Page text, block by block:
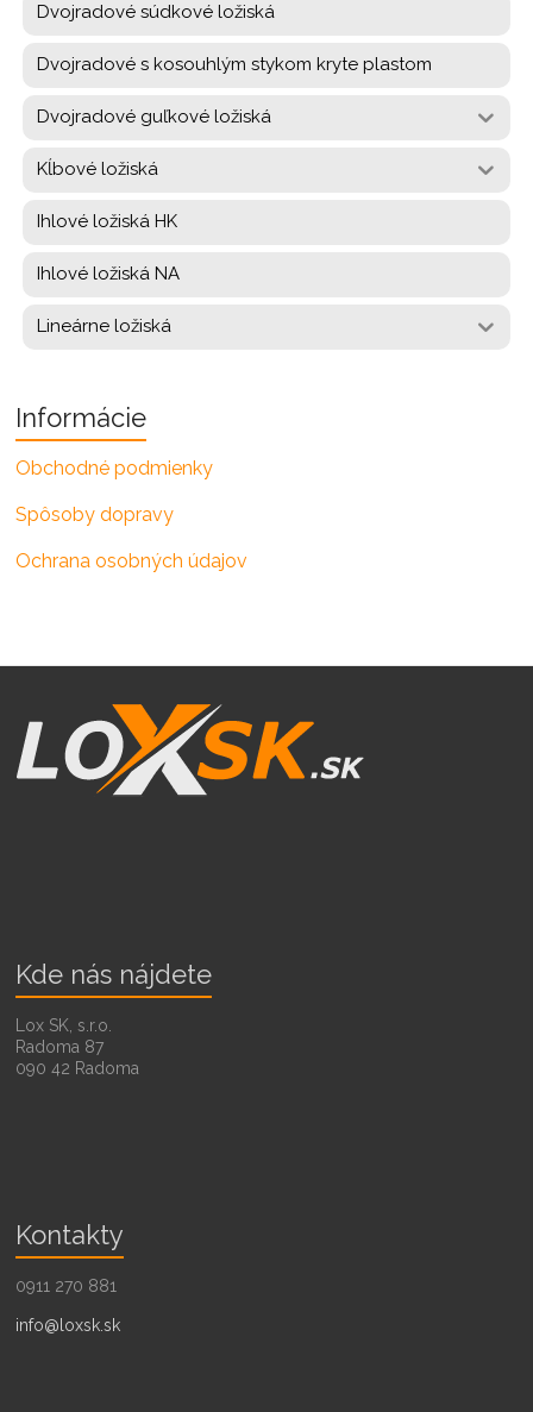
Dvojradové súdkové ložiská
Dvojradové s kosouhlým stykom kryte plastom
Dvojradové guľkové ložiská
Kĺbové ložiská
Ihlové ložiská HK
Ihlové ložiská NA
Lineárne ložiská
Informácie
Obchodné podmienky
Spôsoby dopravy
Ochrana osobných údajov
Kde nás nájdete
Lox SK, s.r.o.
Radoma 87
090 42 Radoma
Kontakty
0911 270 881
info@loxsk.sk